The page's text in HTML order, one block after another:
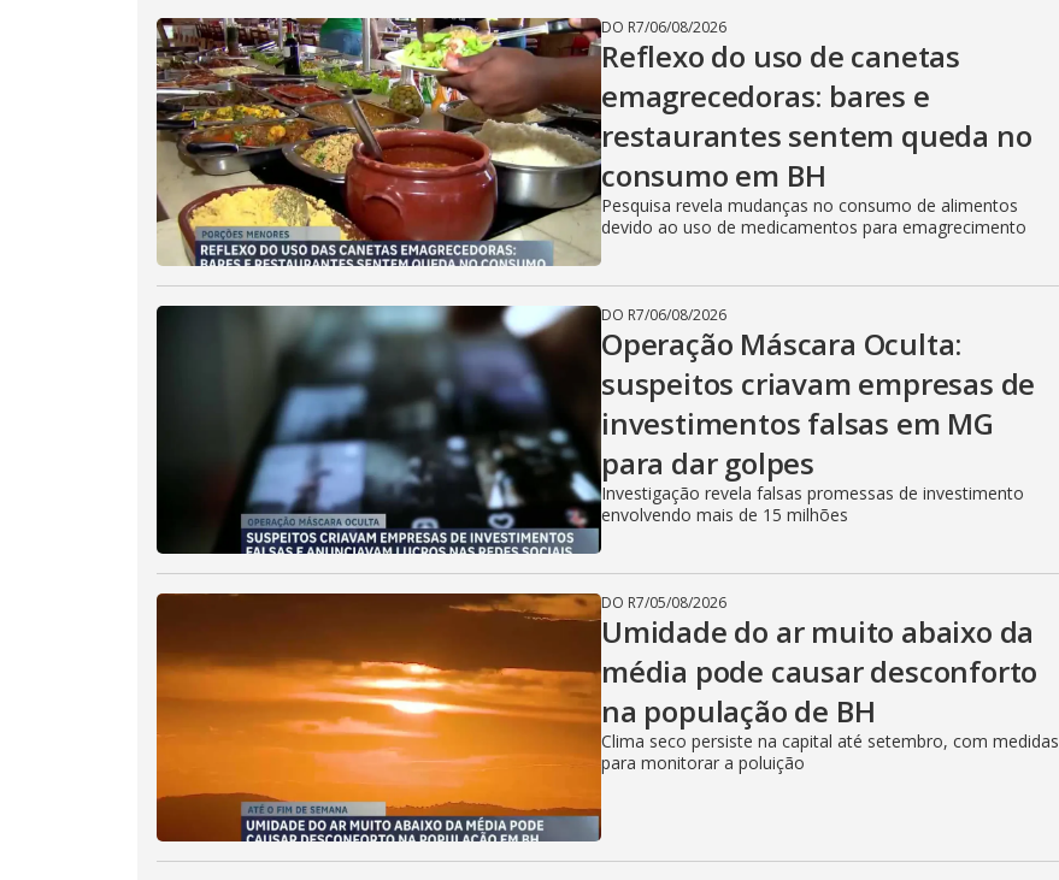
DO R7/06/08/2026
Reflexo do uso de canetas
emagrecedoras: bares e
restaurantes sentem queda no
consumo em BH
Pesquisa revela mudanças no consumo de alimentos
devido ao uso de medicamentos para emagrecimento
DO R7/06/08/2026
Operação Máscara Oculta:
suspeitos criavam empresas de
investimentos falsas em MG
para dar golpes
Investigação revela falsas promessas de investimento
envolvendo mais de 15 milhões
DO R7/05/08/2026
Umidade do ar muito abaixo da
média pode causar desconforto
na população de BH
Clima seco persiste na capital até setembro, com medidas
para monitorar a poluição